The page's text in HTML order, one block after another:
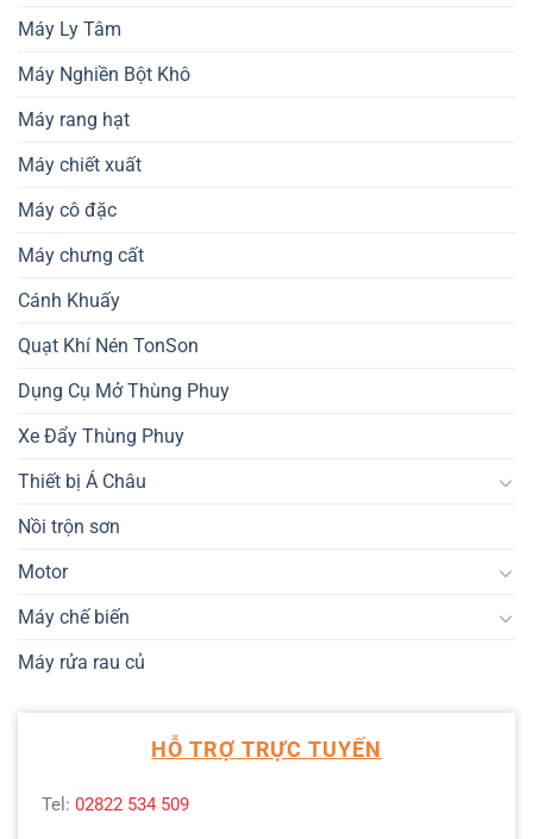
Máy Ly Tâm
Máy Nghiền Bột Khô
Máy rang hạt
Máy chiết xuất
Máy cô đặc
Máy chưng cất
Cánh Khuấy
Quạt Khí Nén TonSon
Dụng Cụ Mở Thùng Phuy
Xe Đẩy Thùng Phuy
Thiết bị Á Châu
Nồi trộn sơn
Motor
Máy chế biến
Máy rửa rau củ
HỖ TRỢ TRỰC TUYẾN
Tel: 02822 534 509